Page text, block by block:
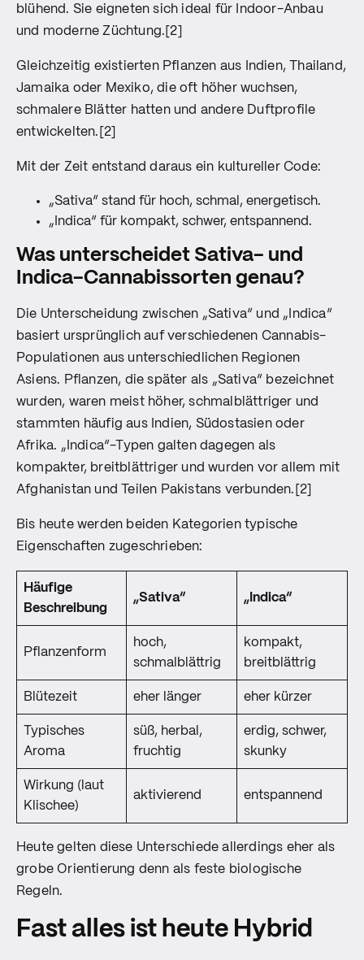
blühend. Sie eigneten sich ideal für Indoor-Anbau
und moderne Züchtung.[2]
Gleichzeitig existierten Pflanzen aus Indien, Thailand,
Jamaika oder Mexiko, die oft höher wuchsen,
schmalere Blätter hatten und andere Duftprofile
entwickelten.[2]
Mit der Zeit entstand daraus ein kultureller Code:
„Sativa“ stand für hoch, schmal, energetisch.
„Indica“ für kompakt, schwer, entspannend.
Was unterscheidet Sativa- und
Indica-Cannabissorten genau?
Die Unterscheidung zwischen „Sativa“ und „Indica“
basiert ursprünglich auf verschiedenen Cannabis-
Populationen aus unterschiedlichen Regionen
Asiens. Pflanzen, die später als „Sativa“ bezeichnet
wurden, waren meist höher, schmalblättriger und
stammten häufig aus Indien, Südostasien oder
Afrika. „Indica“-Typen galten dagegen als
kompakter, breitblättriger und wurden vor allem mit
Afghanistan und Teilen Pakistans verbunden.[2]
Bis heute werden beiden Kategorien typische
Eigenschaften zugeschrieben:
Häufige
Beschreibung
„Sativa“ „Indica“
Pflanzenform
hoch,
schmalblättrig
kompakt,
breitblättrig
Blütezeit eher länger eher kürzer
Typisches
Aroma
süß, herbal,
fruchtig
erdig, schwer,
skunky
Wirkung (laut
Klischee)
aktivierend entspannend
Heute gelten diese Unterschiede allerdings eher als
grobe Orientierung denn als feste biologische
Regeln.
Fast alles ist heute Hybrid